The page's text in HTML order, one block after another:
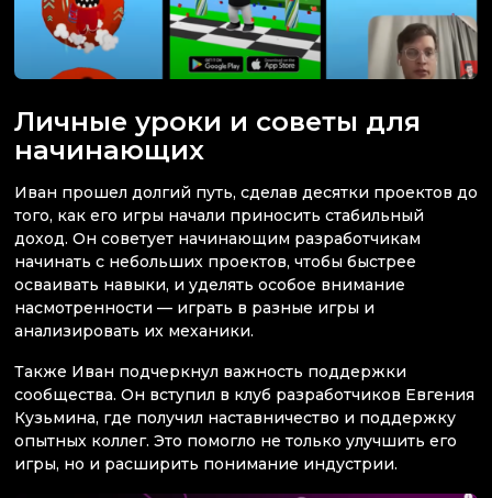
Личные уроки и советы для
начинающих
Иван прошел долгий путь, сделав десятки проектов до
того, как его игры начали приносить стабильный
доход. Он советует начинающим разработчикам
начинать с небольших проектов, чтобы быстрее
осваивать навыки, и уделять особое внимание
насмотренности — играть в разные игры и
анализировать их механики.
Также Иван подчеркнул важность поддержки
сообщества. Он вступил в клуб разработчиков Евгения
Кузьмина, где получил наставничество и поддержку
опытных коллег. Это помогло не только улучшить его
игры, но и расширить понимание индустрии.